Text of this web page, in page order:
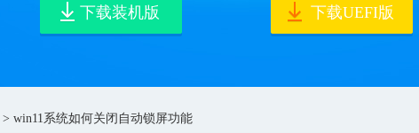
下载装机版 下载UEFI版
> win11系统如何关闭自动锁屏功能